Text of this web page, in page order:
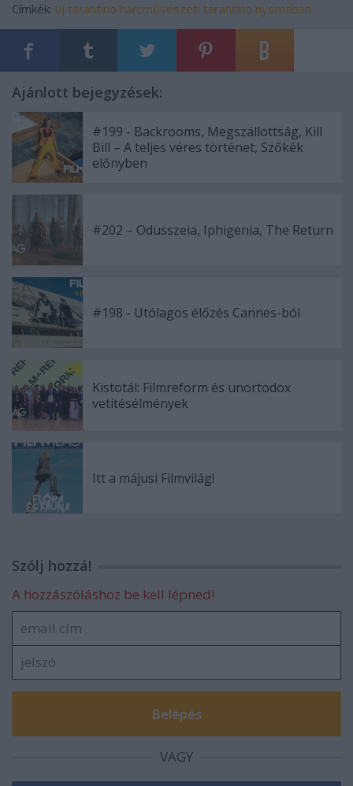
Címkék: új tarantino harcművészeti tarantino nyomaban
Ajánlott bejegyzések:
#199 - Backrooms, Megszállottság, Kill
Bill – A teljes véres történet, Szőkék
előnyben
#202 – Odüsszeia, Iphigenia, The Return
#198 - Utólagos élőzés Cannes-ból
Kistotál: Filmreform és unortodox
vetítésélmények
Itt a májusi Filmvilág!
Szólj hozzá!
A hozzászóláshoz be kell lépned!
VAGY